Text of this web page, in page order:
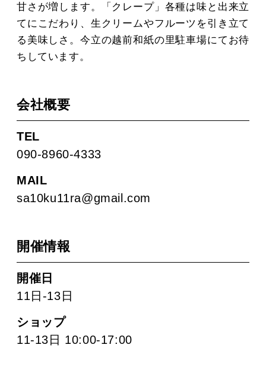
甘さが増します。「クレープ」各種は味と出来立
てにこだわり、生クリームやフルーツを引き立て
る美味しさ。今立の越前和紙の里駐車場にてお待
ちしています。
会社概要
TEL
090-8960-4333
MAIL
sa10ku11ra@gmail.com
開催情報
開催日
11日-13日
ショップ
11-13日 10:00-17:00